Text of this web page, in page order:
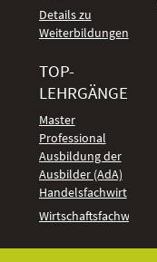
Details zu
Weiterbildungen
TOP-
LEHRGÄNGE
Master
Professional
Ausbildung der
Ausbilder (AdA)
Handelsfachwirt
Wirtschaftsfachwirt